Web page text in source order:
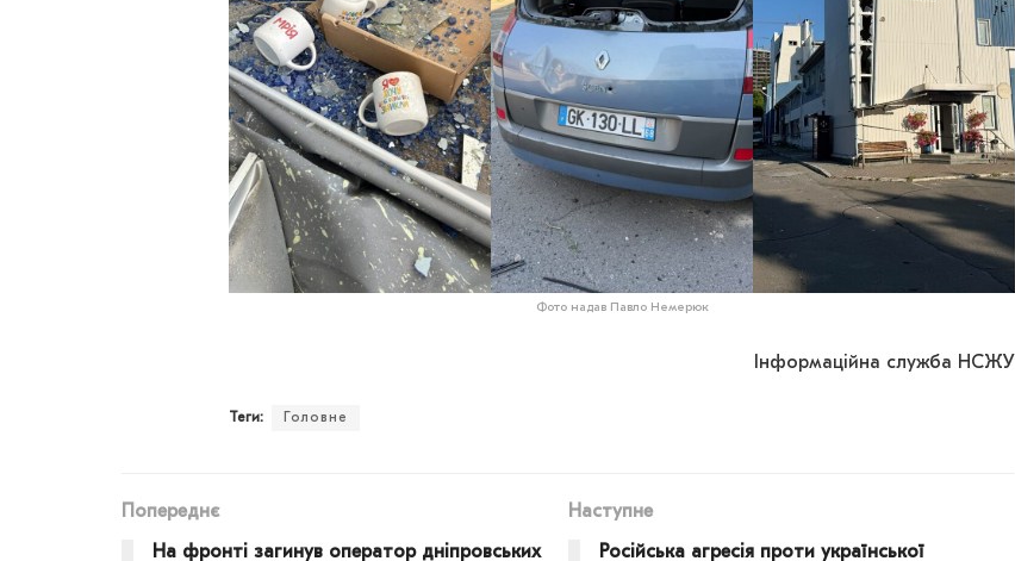
Фото надав Павло Немерюк
Інформаційна служба НСЖУ
Теги: Головне
Попереднє
На фронті загинув оператор дніпровських
Наступне
Російська агресія проти української